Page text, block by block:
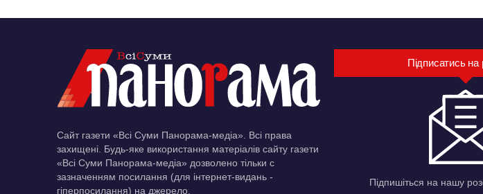
Сайт газети «Всі Суми Панорама-медіа». Всі права
захищені. Будь-яке використання матеріалів сайту газети
«Всі Суми Панорама-медіа» дозволено тільки c
зазначенням посилання (для інтернет-видань -
гіперпосилання) на джерело.
Підписатись на
Підпишіться на нашу